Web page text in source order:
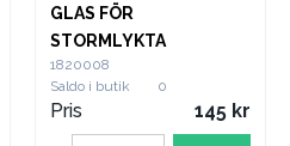
GLAS FÖR
STORMLYKTA
1820008
Saldo i butik
0
Pris 145